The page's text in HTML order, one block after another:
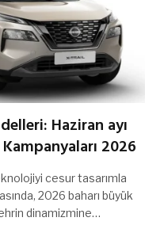
Haziran ayı
2026
cesur tasarımla
2026 baharı büyük
dinamizmine…